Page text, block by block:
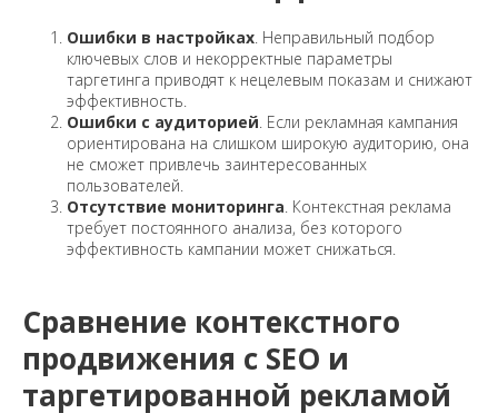
Ошибки в настройках. Неправильный подбор
ключевых слов и некорректные параметры
таргетинга приводят к нецелевым показам и снижают
эффективность.
Ошибки с аудиторией. Если рекламная кампания
ориентирована на слишком широкую аудиторию, она
не сможет привлечь заинтересованных
пользователей.
Отсутствие мониторинга. Контекстная реклама
требует постоянного анализа, без которого
эффективность кампании может снижаться.
Сравнение контекстного
продвижения с SEO и
таргетированной рекламой